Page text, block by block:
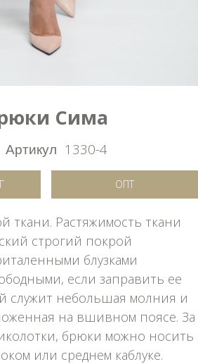
Сима
Артикул 1330-4
ОПТ
ткани. Растяжимость ткани
строгий покрой
блузками
если заправить ее
служит небольшая молния и
на вшивном поясе. За
брюки можно носить
или среднем каблуке.